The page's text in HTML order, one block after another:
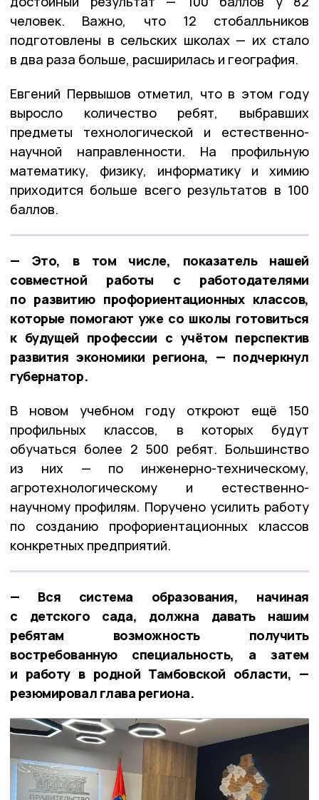
человек. Важно, что 12 стобалльников
подготовлены в сельских школах — их стало
в два раза больше, расширилась и география.
Евгений Первышов отметил, что в этом году
выросло количество ребят, выбравших
предметы технологической и естественно-
научной направленности. На профильную
математику, физику, информатику и химию
приходится больше всего результатов в 100
баллов.
— Это, в том числе, показатель нашей
совместной работы с работодателями
по развитию профориентационных классов,
которые помогают уже со школы готовиться
к будущей профессии с учётом перспектив
развития экономики региона, — подчеркнул
губернатор.
В новом учебном году откроют ещё 150
профильных классов, в которых будут
обучаться более 2 500 ребят. Большинство
из них — по инженерно-техническому,
агротехнологическому и естественно-
научному профилям. Поручено усилить работу
по созданию профориентационных классов
конкретных предприятий.
— Вся система образования, начиная
с детского сада, должна давать нашим
ребятам возможность получить
востребованную специальность, а затем
и работу в родной Тамбовской области, —
резюмировал глава региона.